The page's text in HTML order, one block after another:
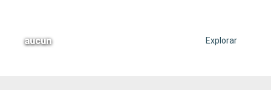
aucun Explorar